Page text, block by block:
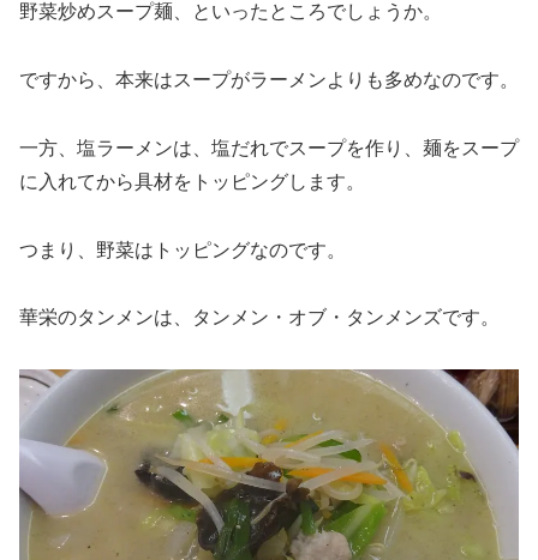
野菜炒めスープ麺、といったところでしょうか。
ですから、本来はスープがラーメンよりも多めなのです。
一方、塩ラーメンは、塩だれでスープを作り、麺をスープ
に入れてから具材をトッピングします。
つまり、野菜はトッピングなのです。
華栄のタンメンは、タンメン・オブ・タンメンズです。